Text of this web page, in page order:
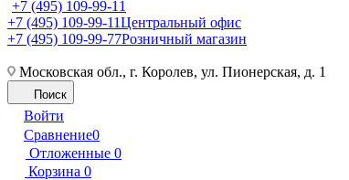
+7 (495) 109-99-11
+7 (495) 109-99-11Центральный офис
+7 (495) 109-99-77Розничный магазин
Московская обл., г. Королев, ул. Пионерская, д. 1
Поиск
Войти
Сравнение0
Отложенные 0
Корзина 0